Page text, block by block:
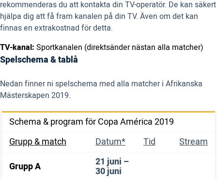
rekommenderas du att kontakta din TV-operatör. De kan säkert
hjälpa dig att få fram kanalen på din TV. Även om det kan
finnas en extrakostnad för detta.
TV-kanal: Sportkanalen (direktsänder nästan alla matcher)
Spelschema & tablå
Nedan finner ni spelschema med alla matcher i Afrikanska
Mästerskapen 2019.
Schema & program för Copa América 2019
Grupp & match
Datum* Tid
Stream
Grupp A
21 juni –
30 juni